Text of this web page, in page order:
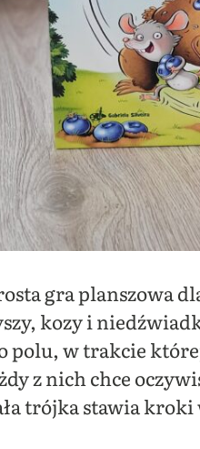
gra planszowa
kozy i
polu, w trakcie
z nich chce
trójka stawia